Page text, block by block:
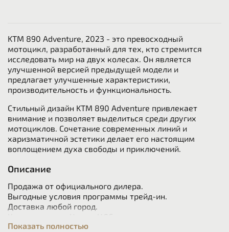
KTM 890 Adventure, 2023 - это превосходный
мотоцикл, разработанный для тех, кто стремится
исследовать мир на двух колесах. Он является
улучшенной версией предыдущей модели и
предлагает улучшенные характеристики,
производительность и функциональность.
Стильный дизайн KTM 890 Adventure привлекает
внимание и позволяет выделиться среди других
мотоциклов. Сочетание современных линий и
харизматичной эстетики делает его настоящим
воплощением духа свободы и приключений.
Описание
Продажа от официального дилера.
Выгодные условия программы трейд-ин.
Доставка любой город.
Официальная гарантия на мотоцикл 2 года без
Показать полностью